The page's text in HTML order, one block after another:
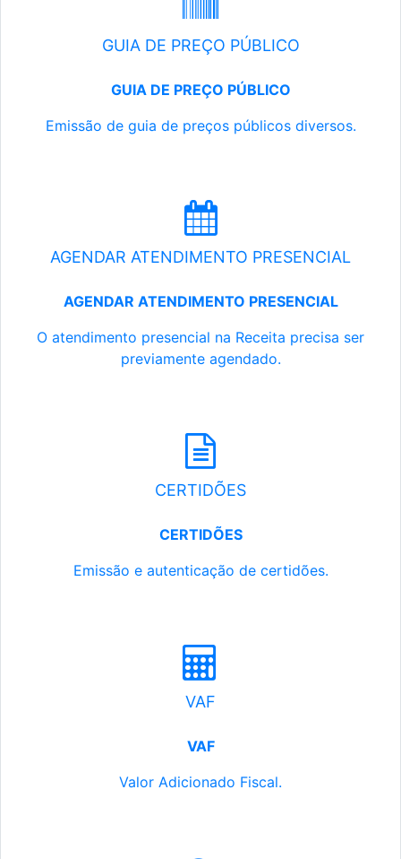
GUIA DE PREÇO PÚBLICO
GUIA DE PREÇO PÚBLICO
Emissão de guia de preços públicos diversos.
AGENDAR ATENDIMENTO PRESENCIAL
AGENDAR ATENDIMENTO PRESENCIAL
O atendimento presencial na Receita precisa ser
previamente agendado.
CERTIDÕES
CERTIDÕES
Emissão e autenticação de certidões.
VAF
VAF
Valor Adicionado Fiscal.